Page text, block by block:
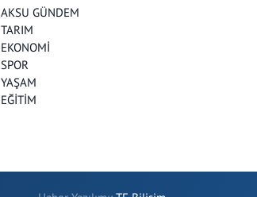
AKSU GÜNDEM
TARIM
EKONOMİ
SPOR
YAŞAM
EĞİTİM